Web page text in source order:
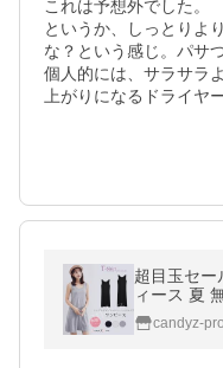
これは予想外でした。
というか、しっとりよ
な？という感じ。パサ
個人的には、サラサラ
上がりになるドライヤ
超目玉セー
ィース 夏
プ 大きい
ヨン ペ
candyz-pro